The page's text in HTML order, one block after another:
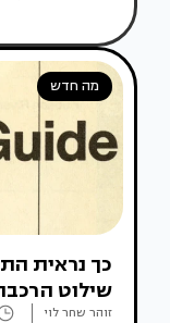
מה חדש
כך נראית
שילוט
זוהר שחר לוי